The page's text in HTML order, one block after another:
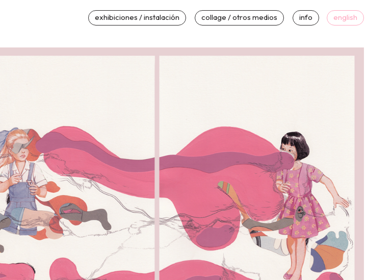
english
exhibiciones / instalación collage / otros medios info